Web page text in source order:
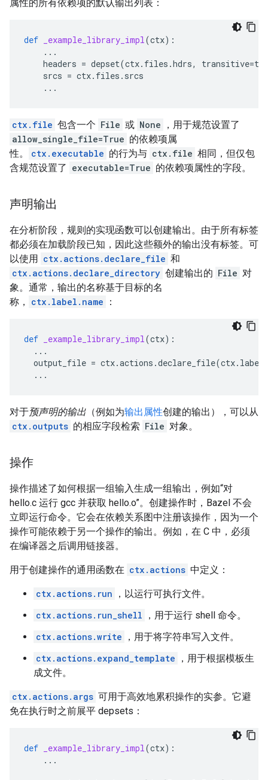
属性的所有依赖项的默认输出列表：
def _example_library_impl(ctx):
...
headers = depset(ctx. files .hdrs, transitive=
srcs = ctx. files . srcs
...
ctx.file 包含一个 File 或 None
，用于规范设置了
allow_single_file=True 的依赖项属
性。
ctx.executable 的行为与 ctx.file 相同，但仅包
含规范设置了 executable=True 的依赖项属性的字段。
声明输出
在分析阶段，规则的实现函数可以创建输出。由于所有标签
都必须在加载阶段已知，因此这些额外的输出没有标签。可
以使用 ctx.actions.declare_file 和
ctx.actions.declare_directory 创建输出的 File 对
象。通常，输出的名称基于目标的名
称，
ctx.label.name ：
def _example_library_impl(ctx):
...
output_file = ctx.actions .declare_file(ctx. label
...
对于预声明的输出 （例如为输出属性创建的输出），可以从
ctx.outputs 的相应字段检索 File 对象。
操作
操作描述了如何根据一组输入生成一组输出，例如“对
hello.c 运行 gcc 并获取 hello.o”。创建操作时，Bazel 不会
立即运行命令。它会在依赖关系图中注册该操作，因为一个
操作可能依赖于另一个操作的输出。例如，在 C 中，必须
在编译器之后调用链接器。
用于创建操作的通用函数在 ctx.actions 中定义：
ctx.actions.run
，以运行可执行文件。
ctx.actions.run_shell
，用于运行 shell 命令。
ctx.actions.write
，用于将字符串写入文件。
ctx.actions.expand_template
，用于根据模板生
成文件。
ctx.actions.args 可用于高效地累积操作的实参。它避
免在执行时之前展平 depsets：
def _example_library_impl(ctx):
...